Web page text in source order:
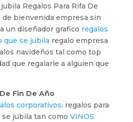
Regalos Para Rifa De
de bienvenida empresa sin
un diseñador grafico regalos
que se jubila regalo empresa
navideños tal como top
que regalarle a alguien que
Fin De Año
corporativos. regalos para
jubila tan como VINOS